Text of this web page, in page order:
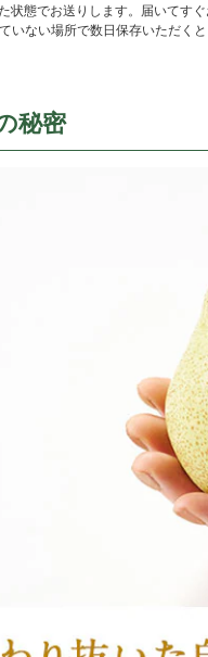
状態でお送りします。届いてす
いない場所で数日保存いただく
秘密